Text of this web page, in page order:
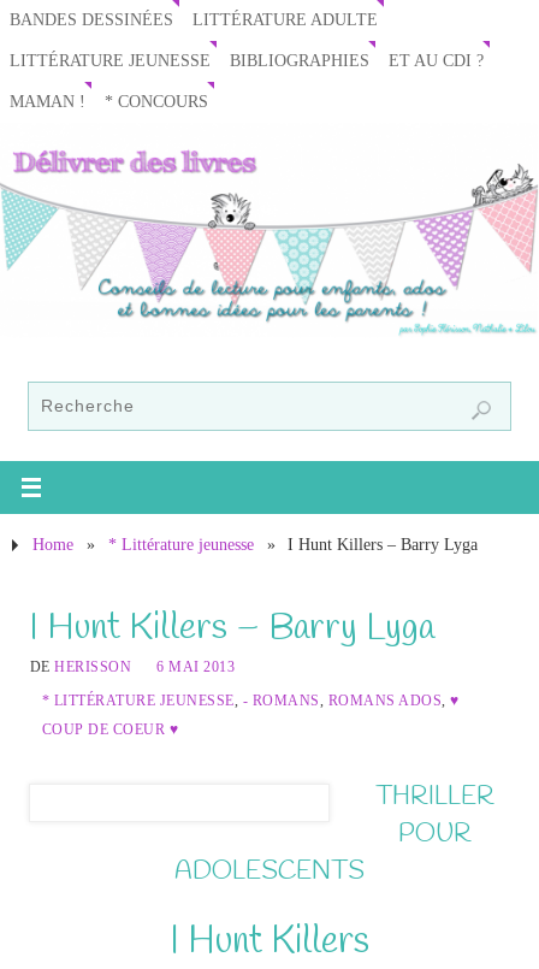
BANDES DESSINÉES LITTÉRATURE ADULTE
LITTÉRATURE JEUNESSE BIBLIOGRAPHIES ET AU CDI ?
MAMAN ! * CONCOURS
Home » * Littérature jeunesse » I Hunt Killers – Barry Lyga
I Hunt Killers – Barry Lyga
DEHERISSON
6 MAI 2013
* LITTÉRATURE JEUNESSE, - ROMANS, ROMANS ADOS,♥
COUP DE COEUR ♥
THRILLER
POUR
ADOLESCENTS
I Hunt Killers